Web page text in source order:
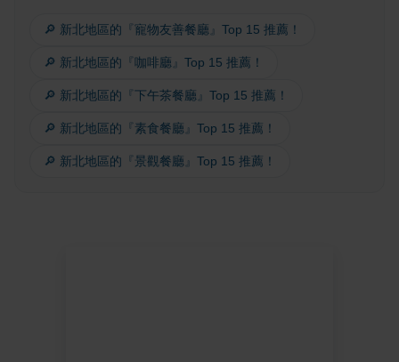
🔎 新北地區的『寵物友善餐廳』Top 15 推薦！
🔎 新北地區的『咖啡廳』Top 15 推薦！
🔎 新北地區的『下午茶餐廳』Top 15 推薦！
🔎 新北地區的『素食餐廳』Top 15 推薦！
🔎 新北地區的『景觀餐廳』Top 15 推薦！